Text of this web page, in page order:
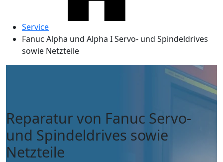
Service
Fanuc Alpha und Alpha I Servo- und Spindeldrives
sowie Netzteile
Reparatur von Fanuc Servo-
und Spindeldrives sowie
Netzteile